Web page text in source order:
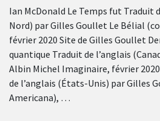
Ian McDonald Le Temps fut Traduit
Nord) par Gilles Goullet Le Bélial
février 2020 Site de Gilles Goullet
quantique Traduit de l’anglais
Albin Michel Imaginaire, février
de l’anglais (États-Unis) par Gilles
Americana), …